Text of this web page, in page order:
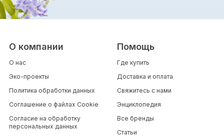
О компании
О нас
Эко-проекты
Политика обработки данных
Соглашение о файлах Cookie
Согласие на обработку
персональных данных
Помощь
Где купить
Доставка и оплата
Свяжитесь с нами
Энциклопедия
Все бренды
Статьи